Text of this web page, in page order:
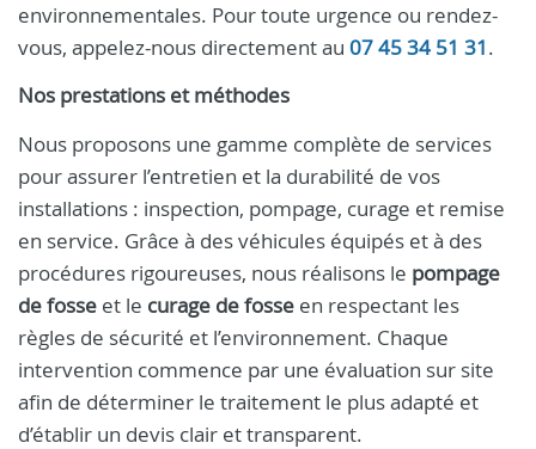
environnementales. Pour toute urgence ou rendez-
vous, appelez-nous directement au 07 45 34 51 31.
Nos prestations et méthodes
Nous proposons une gamme complète de services
pour assurer l’entretien et la durabilité de vos
installations : inspection, pompage, curage et remise
en service. Grâce à des véhicules équipés et à des
procédures rigoureuses, nous réalisons le pompage
de fosse et le curage de fosse en respectant les
règles de sécurité et l’environnement. Chaque
intervention commence par une évaluation sur site
afin de déterminer le traitement le plus adapté et
d’établir un devis clair et transparent.